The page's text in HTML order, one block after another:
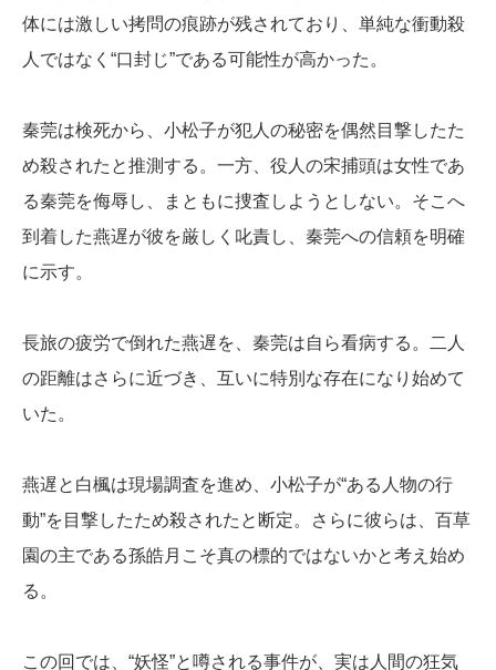
体には激しい拷問の痕跡が残されており、単純な衝動殺
人ではなく“口封じ”である可能性が高かった。
秦莞は検死から、小松子が犯人の秘密を偶然目撃したた
め殺されたと推測する。一方、役人の宋捕頭は女性であ
る秦莞を侮辱し、まともに捜査しようとしない。そこへ
到着した燕遅が彼を厳しく叱責し、秦莞への信頼を明確
に示す。
長旅の疲労で倒れた燕遅を、秦莞は自ら看病する。二人
の距離はさらに近づき、互いに特別な存在になり始めて
いた。
燕遅と白楓は現場調査を進め、小松子が“ある人物の行
動”を目撃したため殺されたと断定。さらに彼らは、百草
園の主である孫皓月こそ真の標的ではないかと考え始め
る。
この回では、“妖怪”と噂される事件が、実は人間の狂気